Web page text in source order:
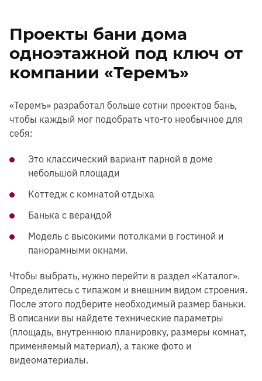
Проекты бани дома
одноэтажной под ключ от
компании «Теремъ»
«Теремъ» разработал больше сотни проектов бань,
чтобы каждый мог подобрать что-то необычное для
себя:
Это классический вариант парной в доме
небольшой площади
Коттедж с комнатой отдыха
Банька с верандой
Модель с высокими потолками в гостиной и
панорамными окнами.
Чтобы выбрать, нужно перейти в раздел «Каталог».
Определитесь с типажом и внешним видом строения.
После этого подберите необходимый размер баньки.
В описании вы найдете технические параметры
(площадь, внутреннюю планировку, размеры комнат,
применяемый материал), а также фото и
видеоматериалы.